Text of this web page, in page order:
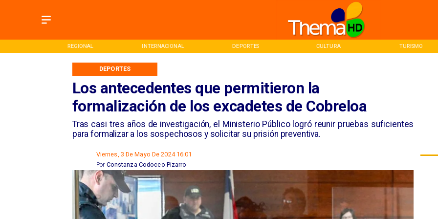
REGIONAL INTERNACIONAL DEPORTES CULTURA TURISMO
Los antecedentes que permitieron la
formalización de los excadetes de Cobreloa
​Tras casi tres años de investigación, el Ministerio Público logró reunir pruebas suficientes
para formalizar a los sospechosos y solicitar su prisión preventiva.
DEPORTES
Viernes, 3 De Mayo De 2024 16:01
Constanza Codoceo Pizarro
Por